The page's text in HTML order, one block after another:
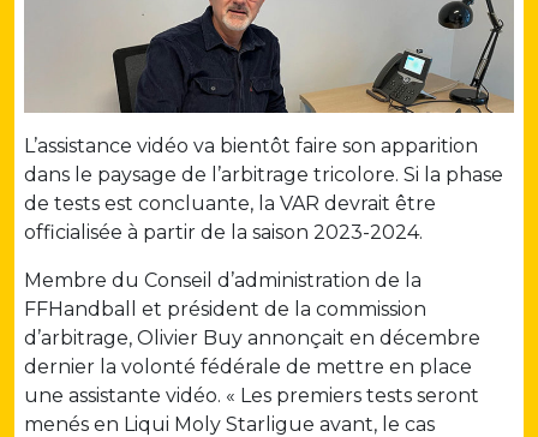
L’assistance vidéo va bientôt faire son apparition
dans le paysage de l’arbitrage tricolore. Si la phase
de tests est concluante, la VAR devrait être
officialisée à partir de la saison 2023-2024.
Membre du Conseil d’administration de la
FFHandball et président de la commission
d’arbitrage, Olivier Buy annonçait en décembre
dernier la volonté fédérale de mettre en place
une assistante vidéo. « Les premiers tests seront
menés en Liqui Moly Starligue avant, le cas